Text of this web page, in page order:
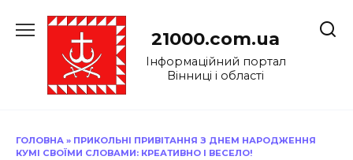
до
21000.com.ua
Інформаційний портал
Вінниці і області
ГОЛОВНА » ПРИКОЛЬНІ ПРИВІТАННЯ З ДНЕМ НАРОДЖЕННЯ
КУМІ СВОЇМИ СЛОВАМИ: КРЕАТИВНО І ВЕСЕЛО!